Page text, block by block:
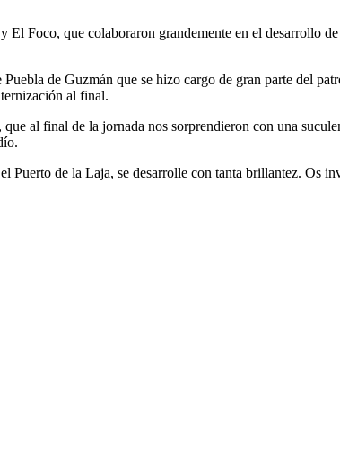
El Foco, que colaboraron grandemente en el desarrollo
de Guzmán que se hizo cargo de gran parte del
al final.
al final de la jornada nos sorprendieron con una
Puerto de la Laja, se desarrolle con tanta brillantez. Os